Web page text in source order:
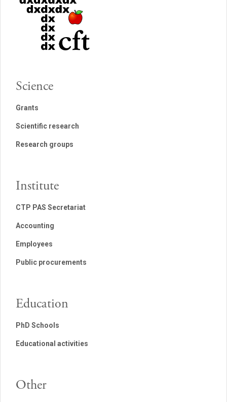
Science
Grants
Scientific research
Research groups
Institute
CTP PAS Secretariat
Accounting
Employees
Public procurements
Education
PhD Schools
Educational activities
Other